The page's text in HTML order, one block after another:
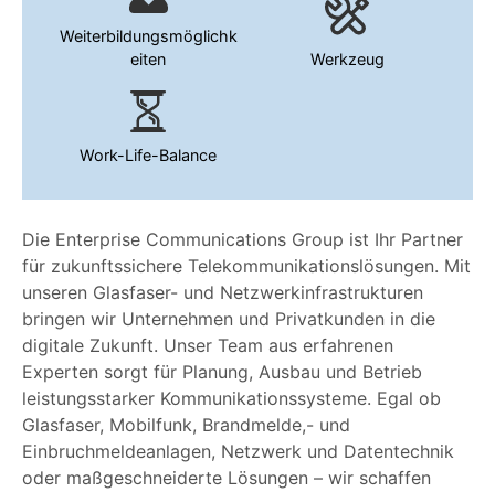
Die Enterprise Communications Group ist Ihr Partner
für zukunftssichere Telekommunikationslösungen. Mit
unseren Glasfaser- und Netzwerkinfrastrukturen
bringen wir Unternehmen und Privatkunden in die
digitale Zukunft. Unser Team aus erfahrenen
Experten sorgt für Planung, Ausbau und Betrieb
leistungsstarker Kommunikationssysteme. Egal ob
Glasfaser, Mobilfunk, Brandmelde,- und
Einbruchmeldeanlagen, Netzwerk und Datentechnik
oder maßgeschneiderte Lösungen – wir schaffen
Weiterbildungsmöglichk
eiten
Werkzeug
Work-Life-Balance